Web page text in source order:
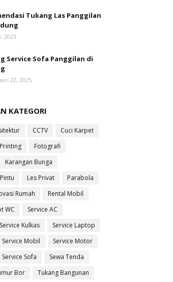
Tukang Las Panggilan
2023
Service Sofa Panggilan di
22, 2025
KATEGORI
CCTV
Cuci Karpet
Fotografi
Karangan Bunga
Les Privat
Parabola
Rumah
Rental Mobil
WC
Service AC
Service Kulkas
Service Laptop
Service Mobil
Service Motor
Service Sofa
Sewa Tenda
Bor Tukang Bangunan